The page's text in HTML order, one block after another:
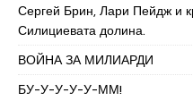
Сергей Брин, Лари Пейдж и
Силициевата долина.
ВОЙНА ЗА МИЛИАРДИ
БУ-У-У-У-У-ММ!